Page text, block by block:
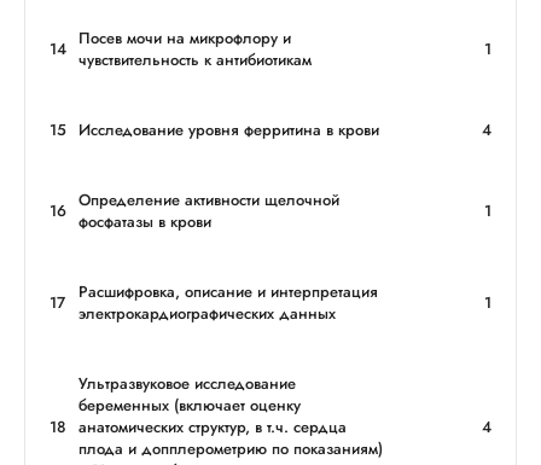
14 Посев мочи на микрофлору и
чувствительность к антибиотикам
1
15 Исследование уровня ферритина в крови 4
16 Определение активности щелочной
фосфатазы в крови
1
17
Расшифровка, описание и интерпретация
электрокардиографических данных
1
18
Ультразвуковое исследование
беременных (включает оценку
анатомических структур, в т.ч. сердца
плода и допплерометрию по показаниям)
4